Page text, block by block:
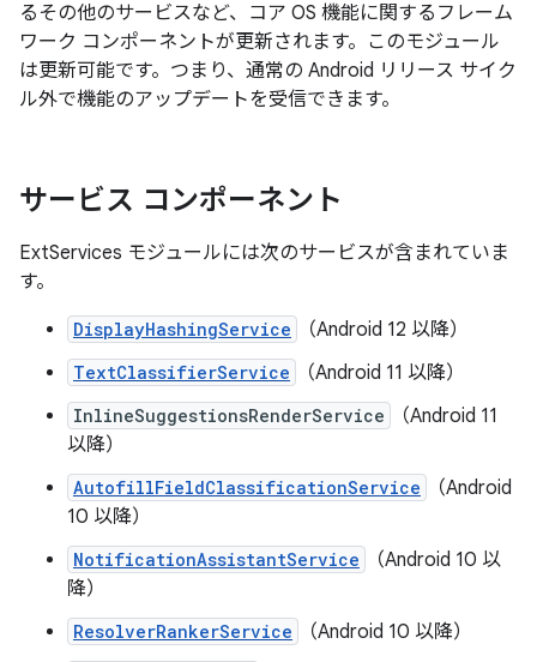
るその他のサービスなど、コア OS 機能に関するフレーム
ワーク コンポーネントが更新されます。このモジュール
は更新可能です。つまり、通常の Android リリース サイク
ル外で機能のアップデートを受信できます。
サービス コンポーネント
ExtServices モジュールには次のサービスが含まれていま
す。
DisplayHashingService （Android 12 以降）
TextClassifierService （Android 11 以降）
InlineSuggestionsRenderService
（Android 11
以降）
AutofillFieldClassificationService
（Android
10 以降）
NotificationAssistantService
（Android 10 以
降）
ResolverRankerService （Android 10 以降）